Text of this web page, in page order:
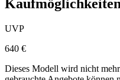
Kaufmöglichkeiten
UVP
640 €
Dieses Modell wird nicht